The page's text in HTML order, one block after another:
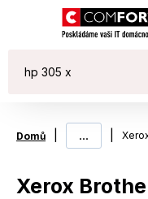
Domů ...
Xerox